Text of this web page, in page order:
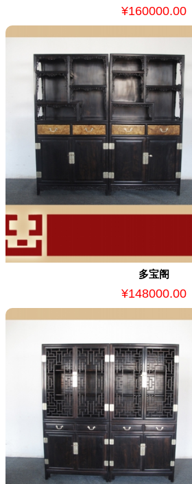
¥160000.00
多宝阁
¥148000.00